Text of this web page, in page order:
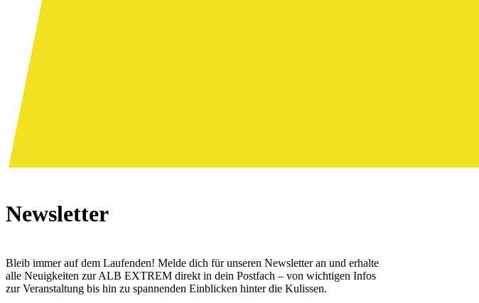
Newsletter
Bleib immer auf dem Laufenden! Melde dich für unseren Newsletter an und erhalte
alle Neuigkeiten zur ALB EXTREM direkt in dein Postfach – von wichtigen Infos
zur Veranstaltung bis hin zu spannenden Einblicken hinter die Kulissen.